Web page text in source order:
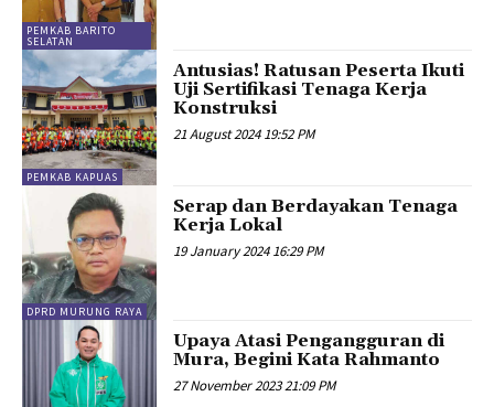
PEMKAB BARITO
SELATAN
PEMKAB KAPUAS
Antusias! Ratusan Peserta Ikuti
Uji Sertifikasi Tenaga Kerja
Konstruksi
21 August 2024 19:52 PM
DPRD MURUNG RAYA
Serap dan Berdayakan Tenaga
Kerja Lokal
19 January 2024 16:29 PM
Upaya Atasi Pengangguran di
Mura, Begini Kata Rahmanto
27 November 2023 21:09 PM